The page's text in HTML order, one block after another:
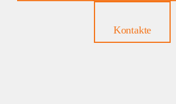
Kontakte